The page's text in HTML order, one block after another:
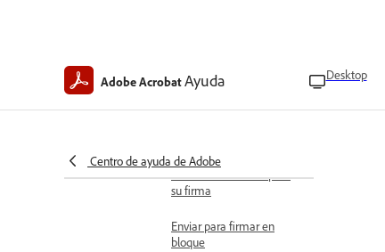
Adobe AcrobatAyuda Desktop
Centro de ayuda de Adobe
Formatos de archivo
Enviar documentos para
su firma
Enviar para firmar en
bloque